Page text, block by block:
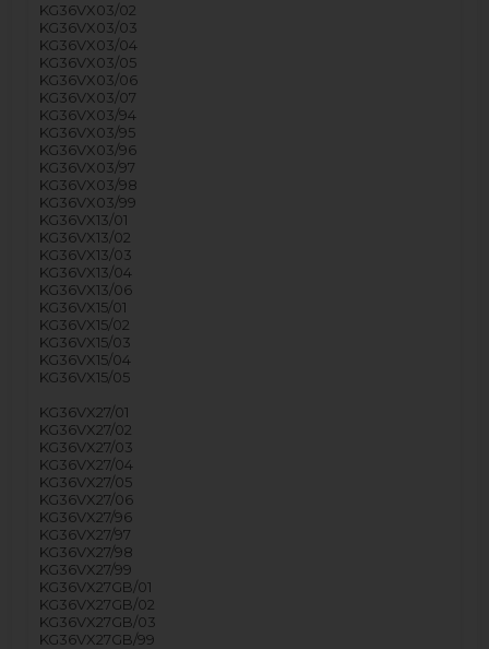
KG36VX03/02
KG36VX03/03
KG36VX03/04
KG36VX03/05
KG36VX03/06
KG36VX03/07
KG36VX03/94
KG36VX03/95
KG36VX03/96
KG36VX03/97
KG36VX03/98
KG36VX03/99
KG36VX13/01
KG36VX13/02
KG36VX13/03
KG36VX13/04
KG36VX13/06
KG36VX15/01
KG36VX15/02
KG36VX15/03
KG36VX15/04
KG36VX15/05
KG36VX27/01
KG36VX27/02
KG36VX27/03
KG36VX27/04
KG36VX27/05
KG36VX27/06
KG36VX27/96
KG36VX27/97
KG36VX27/98
KG36VX27/99
KG36VX27GB/01
KG36VX27GB/02
KG36VX27GB/03
KG36VX27GB/99